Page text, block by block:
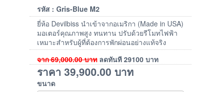
รหัส : Gris-Blue M2
ยี่ห้อ Devilbiss นำเข้าจากอเมริกา (Made in USA)
มอเตอร์คุณภาพสูง ทนทาน ปรับด้วยรีโมทไฟฟ้า
เหมาะสำหรับผู้ที่ต้องการพักผ่อนอย่างแท้จริง
จาก69,000.00บาท ลดทันที 29100 บาท
ราคา 39,900.00 บาท
ขนาด